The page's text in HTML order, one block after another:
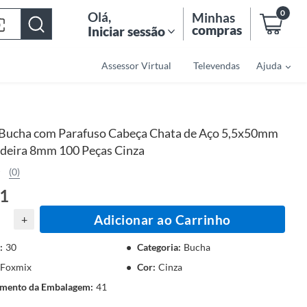
Olá,
Iniciar sessão
Minhas
compras
0
Assessor Virtual Televendas Ajuda
com Parafuso Cabeça Chata de Aço 5,5x50mm
8mm 100 Peças Cinza
(0)
+ Adicionar ao Carrinho
: 30 Categoria: Bucha
Foxmix Cor: Cinza
da Embalagem: 41